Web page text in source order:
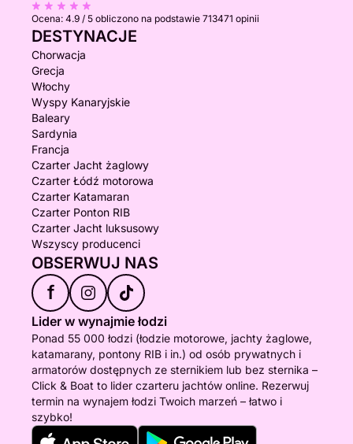
Ocena: 4.9 / 5 obliczono na podstawie 713471 opinii
DESTYNACJE
Chorwacja
Grecja
Włochy
Wyspy Kanaryjskie
Baleary
Sardynia
Francja
Czarter Jacht żaglowy
Czarter Łódź motorowa
Czarter Katamaran
Czarter Ponton RIB
Czarter Jacht luksusowy
Wszyscy producenci
OBSERWUJ NAS
f
Lider w wynajmie łodzi
Ponad 55 000 łodzi (łodzie motorowe, jachty żaglowe,
katamarany, pontony RIB i in.) od osób prywatnych i
armatorów dostępnych ze sternikiem lub bez sternika –
Click & Boat to lider czarteru jachtów online. Rezerwuj
termin na wynajem łodzi Twoich marzeń – łatwo i
szybko!